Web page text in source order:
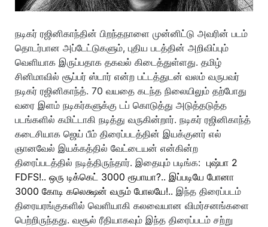
நடிகர் ரஜினிகாந்தின் பிறந்தநாளை முன்னிட்டு அவரின் படம்
தொடர்பான அப்டேட்டுகளும், புதிய படத்தின் அறிவிப்பும்
வெளியாக இருப்பதாக தகவல் கிடைத்துள்ளது. தமிழ்
சினிமாவில் சூப்பர் ஸ்டார் என்ற பட்டத்துடன் வலம் வருபவர்
நடிகர் ரஜினிகாந்த். 70 வயதை கடந்த நிலையிலும் தற்போது
வரை இளம் நடிகர்களுக்கு டப் கொடுத்து அடுத்தடுத்த
படங்களில் கமிட்டாகி நடித்து வருகின்றார். நடிகர் ரஜினிகாந்த்
கடைசியாக ஜெய் பீம் திரைப்படத்தின் இயக்குனர் எல்
ஞானவேல் இயக்கத்தில் வேட்டையன் என்கின்ற
திரைப்படத்தில் நடித்திருந்தார். இதையும் படிங்க: புஷ்பா 2
FDFS!.. ஒரு டிக்கெட் 3000 ரூபாயா?.. இப்படியே போனா
3000 கோடி கலெக்ஷன் வரும் போலயே!.. இந்த திரைப்படம்
திரையரங்குகளில் வெளியாகி கலவையான விமர்சனங்களை
பெற்றிருந்தது. வசூல் ரீதியாகவும் இந்த திரைப்படம் சற்று